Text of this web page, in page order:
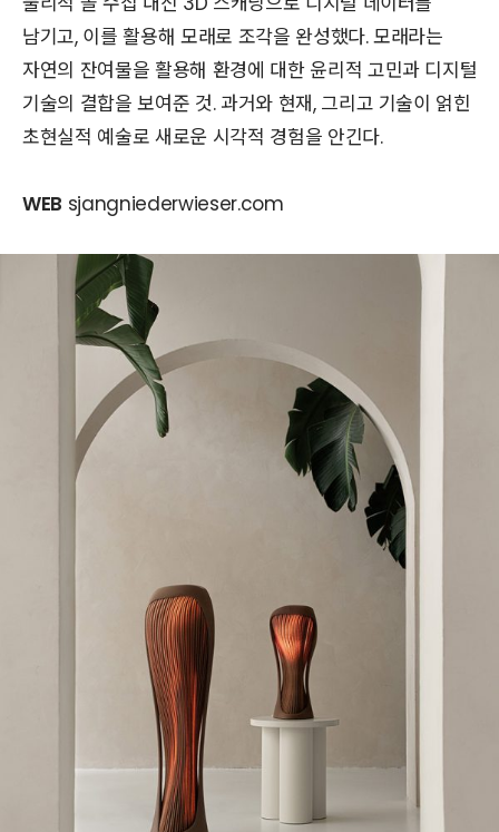
남기고, 이를 활용해 모래로 조각을 완성했다. 모래라는
자연의 잔여물을 활용해 환경에 대한 윤리적 고민과 디지털
기술의 결합을 보여준 것. 과거와 현재, 그리고 기술이 얽힌
초현실적 예술로 새로운 시각적 경험을 안긴다.
WEB sjangniederwieser.com